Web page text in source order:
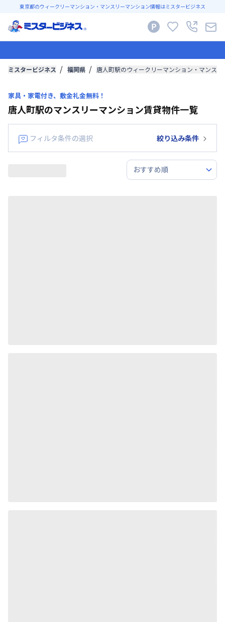
東京都のウィークリーマンション・マンスリーマンション情報はミスタービジネス
ミスタービジネス 福岡県 唐人町駅のウィークリーマンション・マンス
家具・家電付き、敷金礼金無料！
唐人町駅のマンスリーマンション賃貸物件一覧
フィルタ条件の選択 絞り込み条件